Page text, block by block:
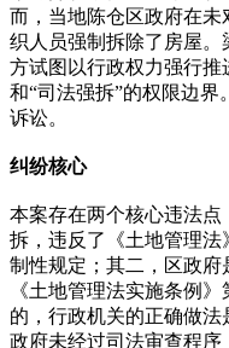
而，当地陈仓区政府在未
织人员强制拆除了房屋。
方试图以行政权力强行推
和“司法强拆”的权限边
诉讼。
纠纷核心
本案存在两个核心违法
拆，违反了《土地管理法
制性规定；其二，区政
《土地管理法实施条例
的，行政机关的正确做法
政府未经过司法审查程